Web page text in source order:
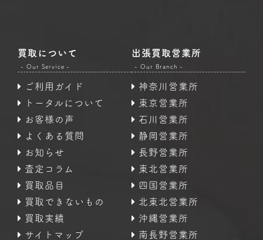
買取について
- Our Service -
ご利用ガイド
トータルについて
お客様の声
よくある質問
お知らせ
査定コラム
買取品目
買取できないもの
買取実績
サイトマップ
出張買取営業所
- Our Branch -
神奈川営業所
東京営業所
石川営業所
静岡営業所
長野営業所
東北営業所
四国営業所
北東北営業所
沖縄営業所
南長野営業所